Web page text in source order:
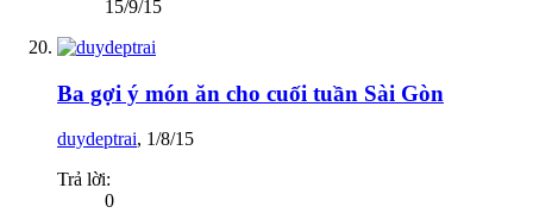
15/9/15
Ba gợi ý món ăn cho cuối tuần Sài Gòn
duydeptrai, 1/8/15
Trả lời:
0